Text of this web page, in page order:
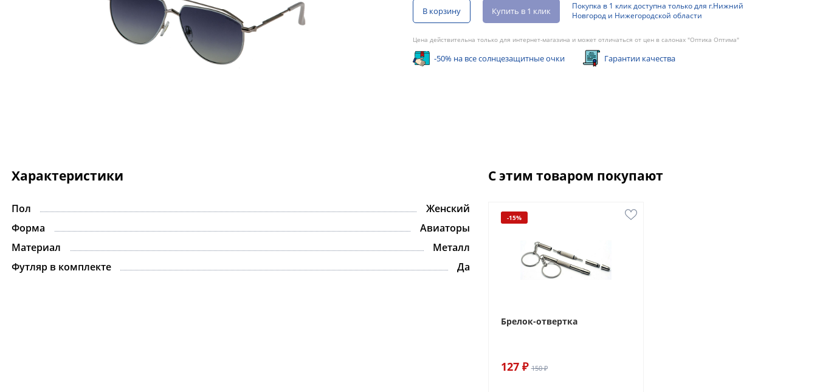
В корзину Купить в 1 клик
Покупка в 1 клик доступна только для г.Нижний
Новгород и Нижегородской области
Цена действительна только для интернет-магазина и может отличаться от цен в салонах "Оптика Оптима"
-50% на все солнцезащитные очки Гарантии качества
Характеристики
Пол
Женский
Форма
Авиаторы
Материал
Металл
Футляр в комплекте
Да
С этим товаром покупают
-15%
Брелок-отвертка
127 ₽ 150 ₽